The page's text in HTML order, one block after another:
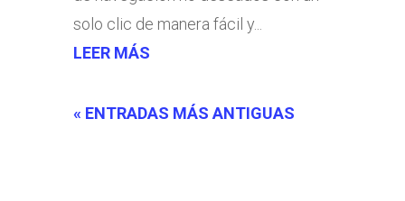
solo clic de manera fácil y...
LEER MÁS
« ENTRADAS MÁS ANTIGUAS